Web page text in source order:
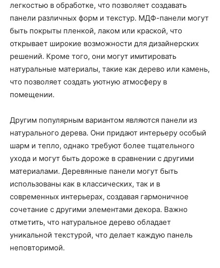
легкостью в обработке, что позволяет создавать
панели различных форм и текстур. МДФ-панели могут
быть покрыты пленкой, лаком или краской, что
открывает широкие возможности для дизайнерских
решений. Кроме того, они могут имитировать
натуральные материалы, такие как дерево или камень,
что позволяет создать уютную атмосферу в
помещении.
Другим популярным вариантом являются панели из
натурального дерева. Они придают интерьеру особый
шарм и тепло, однако требуют более тщательного
ухода и могут быть дороже в сравнении с другими
материалами. Деревянные панели могут быть
использованы как в классических, так и в
современных интерьерах, создавая гармоничное
сочетание с другими элементами декора. Важно
отметить, что натуральное дерево обладает
уникальной текстурой, что делает каждую панель
неповторимой.